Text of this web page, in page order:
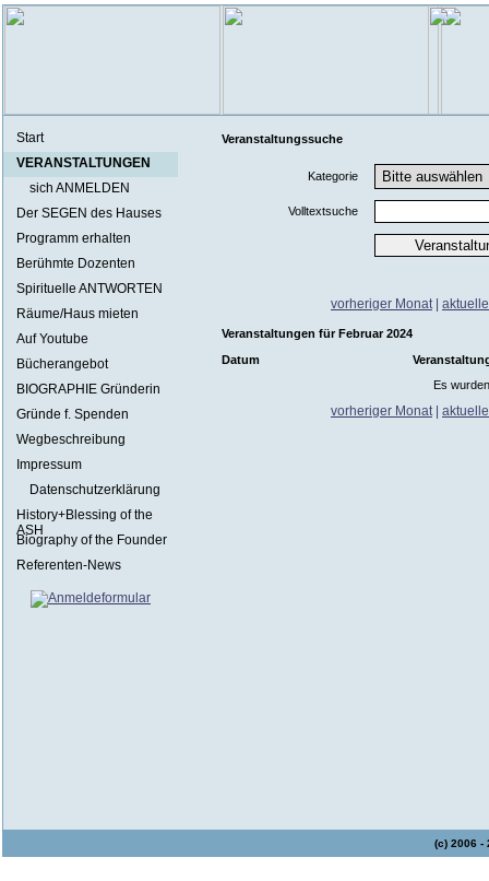
Start
VERANSTALTUNGEN
sich ANMELDEN
Der SEGEN des Hauses
Programm erhalten
Berühmte Dozenten
Spirituelle ANTWORTEN
Räume/Haus mieten
Auf Youtube
Bücherangebot
BIOGRAPHIE Gründerin
Gründe f. Spenden
Wegbeschreibung
Impressum
Datenschutzerklärung
History+Blessing of the
ASH
Biography of the Founder
Referenten-News
Veranstaltungssuche
Kategorie
Volltextsuche
vorheriger Monat|
Veranstaltungen für Februar 2024
Datum
Es
vorheriger Monat|
(c) 2006 -